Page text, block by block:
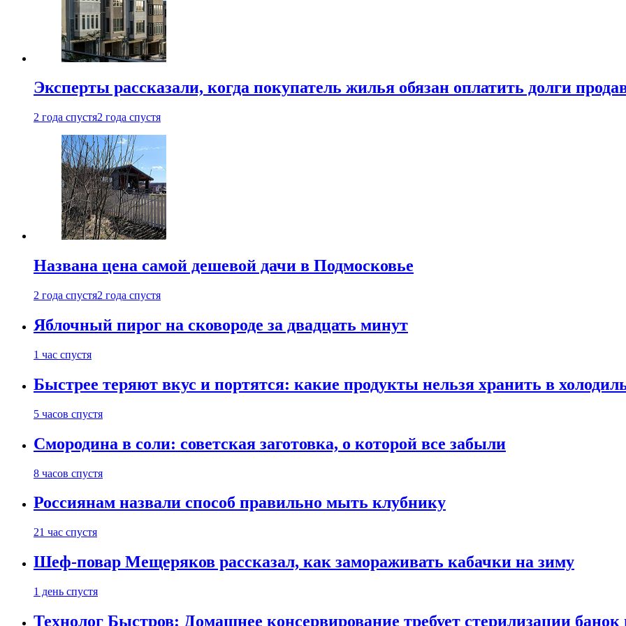
Эксперты рассказали, когда покупатель жилья обязан оплатить долги
2 года спустя2 года спустя
Названа цена самой дешевой дачи в Подмосковье
2 года спустя2 года спустя
Яблочный пирог на сковороде за двадцать минут
1 час спустя
Быстрее теряют вкус и портятся: какие продукты нельзя хранить в
5 часов спустя
Смородина в соли: советская заготовка, о которой все забыли
8 часов спустя
Россиянам назвали способ правильно мыть клубнику
21 час спустя
Шеф-повар Мещеряков рассказал, как замораживать кабачки на зиму
1 день спустя
Технолог Быстров: Домашнее консервирование требует стерилизации банок